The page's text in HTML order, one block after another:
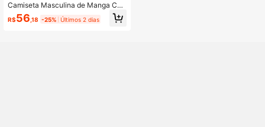
Camiseta Masculina de Manga Curt
a com Listras Verticais em Seda de
Gelo, Ajuste Slim, Gola Redonda, Ef
R$56 ,18 -25% Últimos 2 dias